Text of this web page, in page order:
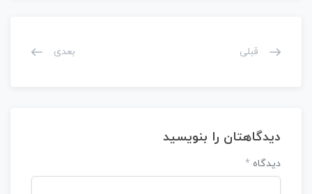
قبلی بعدی
دیدگاهتان را بنویسید
دیدگاه *